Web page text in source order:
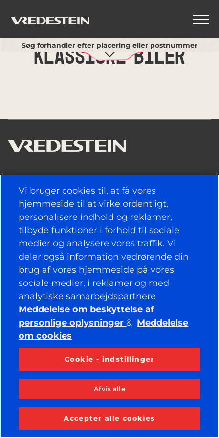
Brug min nuværende placering
Søg forhandler efter placering eller postnummer
Klassiske biler
NYTTIGE LINKS
DÆK
POLITIK
VIRKSOMHED
BEVAR FORBINDELSEN
Facebook
YouTube
Instagram
LinkedIn
Vi bruger cookies til, at få vores
hjemmeside til at virke ordentligt,
personalisere indhold og reklamer,
tilbyde funktioner i forhold til sociale
medier og analysere vores traffik. Vi
deler også information vedrørende din
brug af vores hjemmeside på vores
sociale medier, i reklamer og med
analytiske samarbejdspartnere
Meddelelse om beskyttelse af
personlige oplysninger & Meddelelse
om cookies
Cookie - indstillinger
Afvis alle
Accepter alle cookies